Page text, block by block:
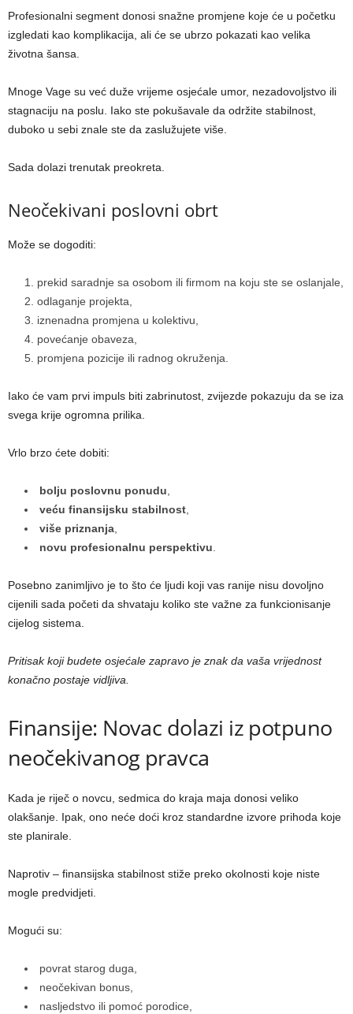
Profesionalni segment donosi snažne promjene koje će u početku
izgledati kao komplikacija, ali će se ubrzo pokazati kao velika
životna šansa.
Mnoge Vage su već duže vrijeme osjećale umor, nezadovoljstvo ili
stagnaciju na poslu. Iako ste pokušavale da održite stabilnost,
duboko u sebi znale ste da zaslužujete više.
Sada dolazi trenutak preokreta.
Neočekivani poslovni obrt
Može se dogoditi:
prekid saradnje sa osobom ili firmom na koju ste se oslanjale,
odlaganje projekta,
iznenadna promjena u kolektivu,
povećanje obaveza,
promjena pozicije ili radnog okruženja.
Iako će vam prvi impuls biti zabrinutost, zvijezde pokazuju da se iza
svega krije ogromna prilika.
Vrlo brzo ćete dobiti:
bolju poslovnu ponudu
veću finansijsku stabilnost
više priznanja
novu profesionalnu perspektivu
Posebno zanimljivo je to što će ljudi koji vas ranije nisu dovoljno
cijenili sada početi da shvataju koliko ste važne za funkcionisanje
cijelog sistema.
Pritisak koji budete osjećale zapravo je znak da vaša vrijednost
konačno postaje vidljiva.
Finansije: Novac dolazi iz potpuno
neočekivanog pravca
Kada je riječ o novcu, sedmica do kraja maja donosi veliko
olakšanje. Ipak, ono neće doći kroz standardne izvore prihoda koje
ste planirale.
Naprotiv – finansijska stabilnost stiže preko okolnosti koje niste
mogle predvidjeti.
Mogući su:
povrat starog duga,
neočekivan bonus,
nasljedstvo ili pomoć porodice,